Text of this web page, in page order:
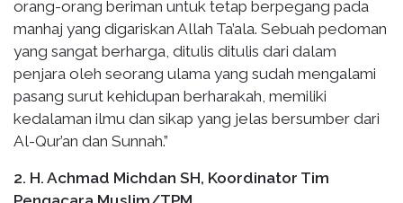
orang-orang beriman untuk tetap berpegang pada
manhaj yang digariskan Allah Ta’ala. Sebuah pedoman
yang sangat berharga, ditulis ditulis dari dalam
penjara oleh seorang ulama yang sudah mengalami
pasang surut kehidupan berharakah, memiliki
kedalaman ilmu dan sikap yang jelas bersumber dari
Al-Qur’an dan Sunnah.”
2. H. Achmad Michdan SH, Koordinator Tim